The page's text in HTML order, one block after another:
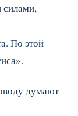
силами,
По этой
думают